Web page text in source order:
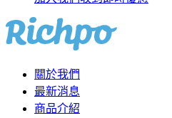
關於我們
最新消息
商品介紹